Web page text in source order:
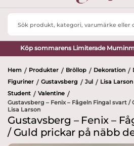
Search
Köp sommarens Limiterade
Hem / Produkter / Bröllop / Dekoration /
Figuriner / Gustavsberg / Jul / Lisa Larson
Student / Valentine /
Gustavsberg – Fenix – Fågeln Fingal svart
Lisa Larson
Gustavsberg – Fenix –
/ Guld prickar på näbb